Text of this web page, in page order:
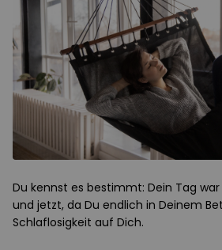
Du kennst es bestimmt: Dein Tag
und jetzt, da Du endlich in Deinem
Schlaflosigkeit auf Dich.